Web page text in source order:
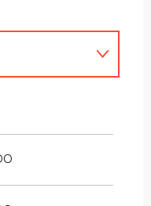
tot30
tot27